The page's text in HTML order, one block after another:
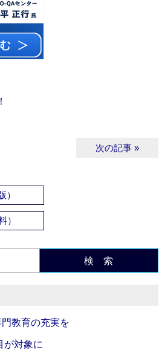
次の記事 »
）
）
検 索
教育の充実を
が対象に